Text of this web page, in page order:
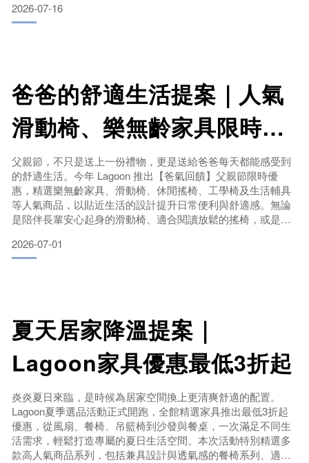
的居家工作者，都能找到符合需求的理想座椅。現在趁優惠入
手，不僅提升坐感，更讓每一天的學習與工作都更加輕鬆有效
2026-07-16
爸爸的舒適生活提案｜人氣
滑動椅、樂無齡家具限時優
惠中
父親節，不只是送上一份禮物，更是送給爸爸每天都能感受到
的舒適生活。今年 Lagoon 推出【爸氣回饋】父親節限時優
惠，精選樂無齡家具、滑動椅、休閒搖椅、工學椅及生活輔具
等人氣商品，以貼近生活的設計提升日常便利與舒適感。無論
是陪伴長輩安心起身的滑動椅、適合閱讀放鬆的搖椅，或是兼
光。即日起至 8/16，多款商品限時優惠，趁著父親節為爸爸打
造更舒適、更有品質的生活空間，用一份實用又貼心的禮物，
2026-07-01
夏天居家降溫提案｜
Lagoon家具優惠最低3折起
炎炎夏日來臨，是時候為居家空間換上更清爽舒適的配置。
Lagoon夏季選品活動正式開跑，全館精選家具推出最低3折起
優惠，從風扇、餐椅、吊籃椅到沙發與餐桌，一次滿足不同生
活需求，輕鬆打造專屬的夏日生活空間。本次活動特別精選多
款高人氣商品系列，包括兼具設計與透氣感的餐椅系列、適合